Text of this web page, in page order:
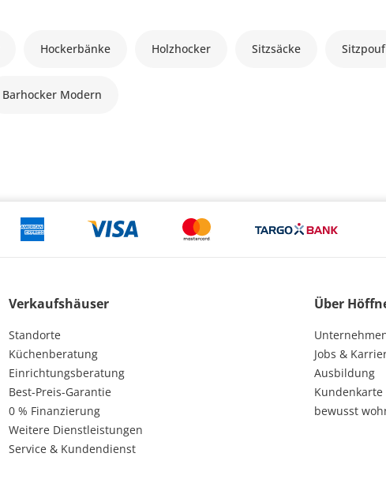
Hockerbänke Holzhocker Sitzsäcke Sitzpouf
Barhocker Modern
Verkaufshäuser
Standorte
Küchenberatung
Einrichtungsberatung
Best-Preis-Garantie
0 % Finanzierung
Weitere Dienstleistungen
Service & Kundendienst
Über
Jobs &
Ausbildung
Kundenkarte
bewusst